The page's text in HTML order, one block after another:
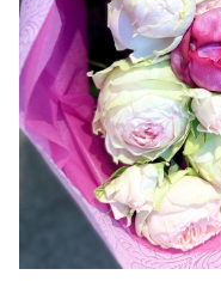
会員
ログ
会員
その